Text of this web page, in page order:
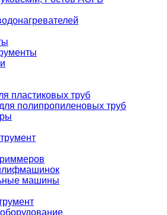
пластиковых труб
полипропиленовых труб
машины